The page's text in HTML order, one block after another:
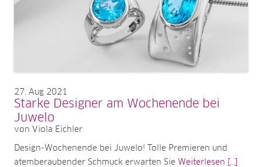
27 Aug 2021
Starke Designer am Wochenende bei
Juwelo
von Viola Eichler
Design-Wochenende bei Juwelo! Tolle Premieren und
atemberaubender Schmuck erwarten Sie Weiterlesen [...]